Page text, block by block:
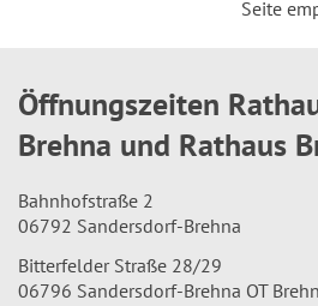
Seite
Öffnungszeiten
Brehna und Rathaus
Bahnhofstraße 2
06792 Sandersdorf-Brehna
Bitterfelder Straße 28/29
06796 Sandersdorf-Brehna OT